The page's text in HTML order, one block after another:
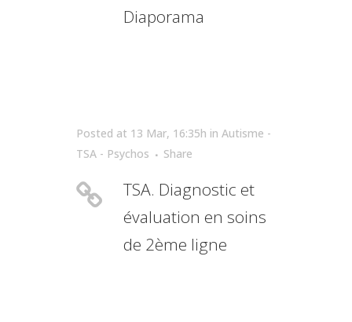
Diaporama
Posted at 13 Mar, 16:35h in Autisme -
TSA - Psychos
Share
TSA. Diagnostic et
évaluation en soins
de 2ème ligne